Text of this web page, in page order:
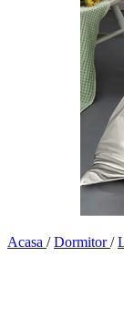
Acasa / Dormitor/